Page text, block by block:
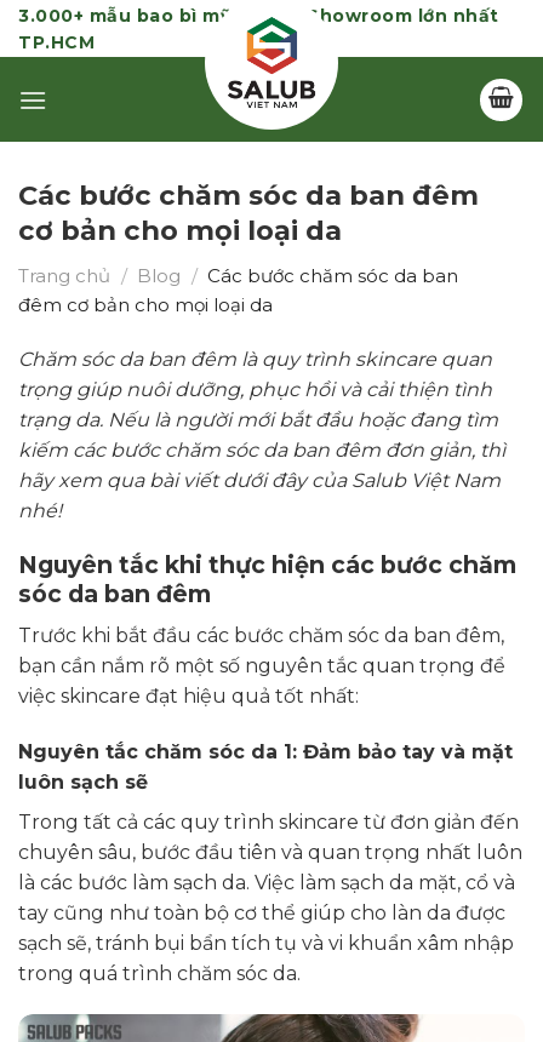
Skip
to
3.000+ mẫu bao bì mỹ phẩm | Showroom lớn nhất
TP.HCM
Các bước chăm sóc da ban đêm
cơ bản cho mọi loại da
Trang chủ / Blog / Các bước chăm sóc da ban
đêm cơ bản cho mọi loại da
Chăm sóc da ban đêm là quy trình skincare quan
trọng giúp nuôi dưỡng, phục hồi và cải thiện tình
trạng da. Nếu là người mới bắt đầu hoặc đang tìm
kiếm các bước chăm sóc da ban đêm đơn giản, thì
hãy xem qua bài viết dưới đây của Salub Việt Nam
nhé!
Nguyên tắc khi thực hiện các bước chăm
sóc da ban đêm
Trước khi bắt đầu các bước chăm sóc da ban đêm,
bạn cần nắm rõ một số nguyên tắc quan trọng để
việc skincare đạt hiệu quả tốt nhất:
Nguyên tắc chăm sóc da 1: Đảm bảo tay và mặt
luôn sạch sẽ
Trong tất cả các quy trình skincare từ đơn giản đến
chuyên sâu, bước đầu tiên và quan trọng nhất luôn
là các bước làm sạch da. Việc làm sạch da mặt, cổ và
tay cũng như toàn bộ cơ thể giúp cho làn da được
sạch sẽ, tránh bụi bẩn tích tụ và vi khuẩn xâm nhập
trong quá trình chăm sóc da.